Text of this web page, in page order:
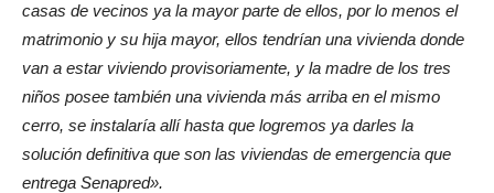
casas de vecinos ya la mayor parte de ellos, por lo menos el
matrimonio y su hija mayor, ellos tendrían una vivienda donde
van a estar viviendo provisoriamente, y la madre de los tres
niños posee también una vivienda más arriba en el mismo
cerro, se instalaría allí hasta que logremos ya darles la
solución definitiva que son las viviendas de emergencia que
entrega Senapred».